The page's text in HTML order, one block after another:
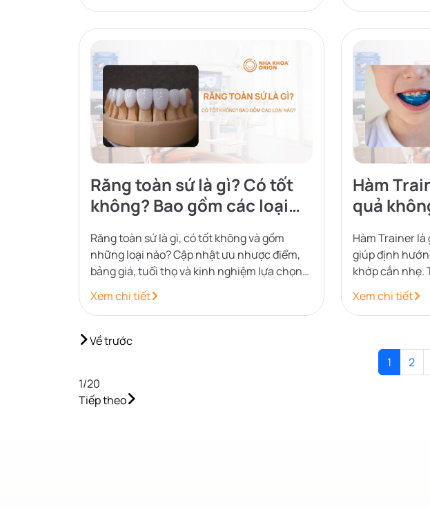
Răng toàn sứ là gì? Có tốt
không? Bao gồm các loại
Răng toàn sứ là gì, có tốt không và gồm
những loại nào? Cập nhật ưu nhược điểm,
bảng giá, tuổi thọ và kinh nghiệm lựa chọn
phù hợp tại Nha khoa Orion.
Xem chi tiết
Hàm
quả
Hàm Trainer
giúp định
khớp cắn nhẹ.
dụng tại Nha
Xem chi tiết
Về trước
1
2
1/20
Tiếp theo